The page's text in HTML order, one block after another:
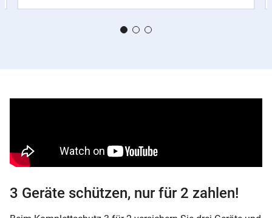
3 Geräte schützen, nur für 2 zahlen!